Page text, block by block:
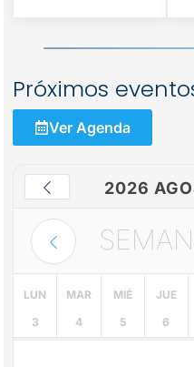
Próximos
Ver Agenda
2026
LUN
3
MAR
4
MIÉ
5
JUE
6